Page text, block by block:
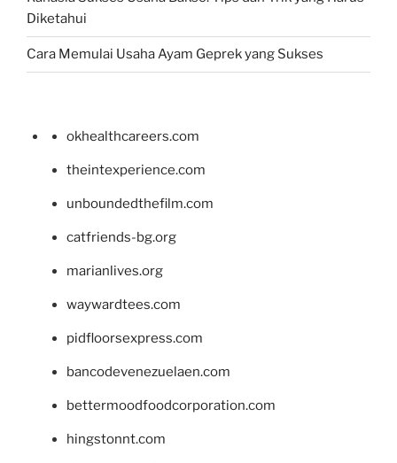
Diketahui
Cara Memulai Usaha Ayam Geprek yang Sukses
okhealthcareers.com
theintexperience.com
unboundedthefilm.com
catfriends-bg.org
marianlives.org
waywardtees.com
pidfloorsexpress.com
bancodevenezuelaen.com
bettermoodfoodcorporation.com
hingstonnt.com